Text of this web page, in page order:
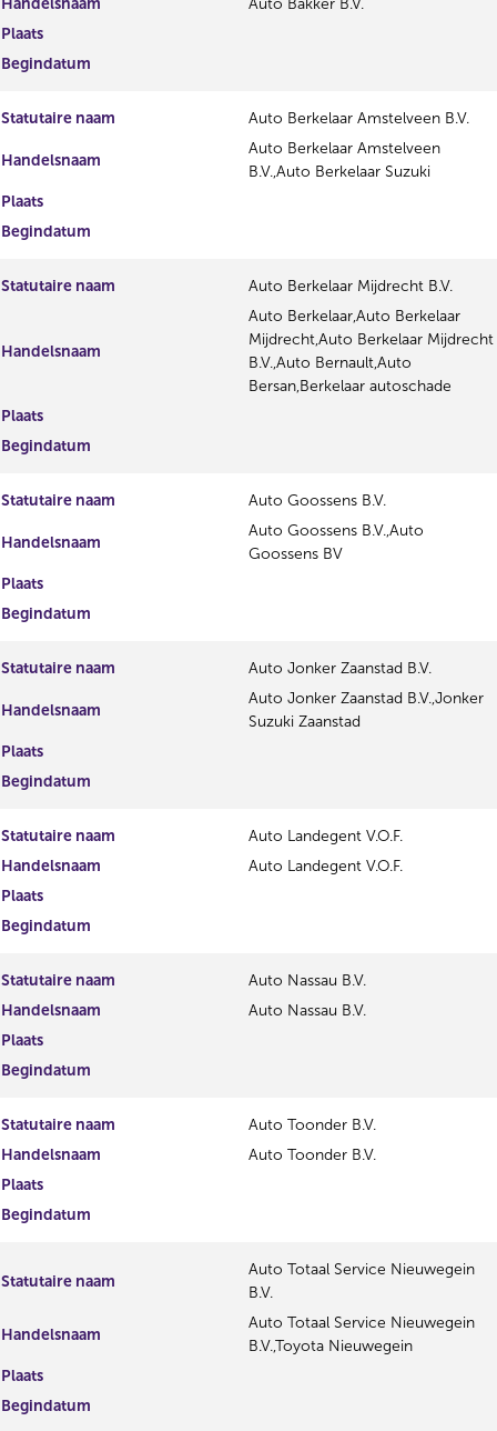
Handelsnaam
Auto Bakker B.V.
Plaats
Begindatum
Statutaire naam Auto Berkelaar Amstelveen B.V.
Handelsnaam
Auto Berkelaar Amstelveen
B.V.,Auto Berkelaar Suzuki
Plaats
Begindatum
Statutaire naam Auto Berkelaar Mijdrecht B.V.
Handelsnaam
Auto Berkelaar,Auto Berkelaar
Mijdrecht,Auto Berkelaar Mijdrecht
B.V.,Auto Bernault,Auto
Bersan,Berkelaar autoschade
Plaats
Begindatum
Statutaire naam Auto Goossens B.V.
Handelsnaam
Auto Goossens B.V.,Auto
Goossens BV
Plaats
Begindatum
Statutaire naam Auto Jonker Zaanstad B.V.
Handelsnaam
Auto Jonker Zaanstad B.V.,Jonker
Suzuki Zaanstad
Plaats
Begindatum
Statutaire naam
Auto Landegent V.O.F.
Handelsnaam
Auto Landegent V.O.F.
Plaats
Begindatum
Statutaire naam
Auto Nassau B.V.
Handelsnaam
Auto Nassau B.V.
Plaats
Begindatum
Statutaire naam
Auto Toonder B.V.
Handelsnaam
Auto Toonder B.V.
Plaats
Begindatum
Statutaire naam
Auto Totaal Service Nieuwegein
B.V.
Handelsnaam
Auto Totaal Service Nieuwegein
B.V.,Toyota Nieuwegein
Plaats
Begindatum